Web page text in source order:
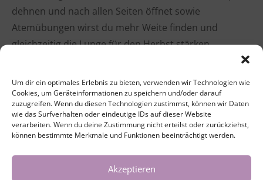
Um dir ein optimales Erlebnis zu bieten, verwenden wir Technologien wie
Cookies, um Geräteinformationen zu speichern und/oder darauf
zuzugreifen. Wenn du diesen Technologien zustimmst, können wir Daten
wie das Surfverhalten oder eindeutige IDs auf dieser Website
verarbeiten. Wenn du deine Zustimmung nicht erteilst oder zurückziehst,
können bestimmte Merkmale und Funktionen beeinträchtigt werden.
Akzeptieren
dehnen und nach allen Seiten öffnet sowie
Atemübungen wirst du mehr Weite finden und
gleichzeitig die Lunge für den Herbst stärken.
Positionen möglichst entspannt verweilst, dehnst du
nicht nur Sehnen, Bänder, Gelenke und Faszien im
ganzen Körper, du stimulierst ebenso
deine Verdauungsorgane und Lunge und regst so
dein Immunsystem an. Yin Yoga wirkt sich positiv
und stresslösend auf das vegetative Nervensystem